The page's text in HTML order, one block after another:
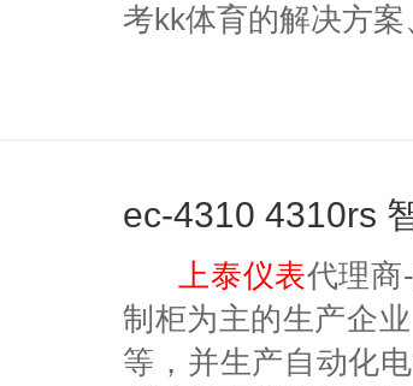
考kk体育的解决方案
上泰仪表代理商
制柜为主的生产企
等，并生产自动化